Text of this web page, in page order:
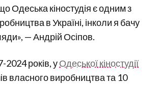
Одеська кіностудія є одним з
в Україні, інколи я бачу
— Андрій Осіпов.
2024 років, уОдеської кіностудії
власного виробництва та 10